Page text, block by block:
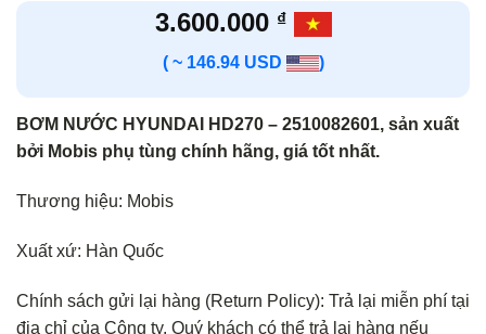
3.600.000 ₫
( ~ 146.94 USD )
BƠM NƯỚC HYUNDAI HD270 – 2510082601, sản xuất
bởi Mobis phụ tùng chính hãng, giá tốt nhất.
Thương hiệu: Mobis
Xuất xứ: Hàn Quốc
Chính sách gửi lại hàng (Return Policy): Trả lại miễn phí tại
địa chỉ của Công ty. Quý khách có thể trả lại hàng nếu